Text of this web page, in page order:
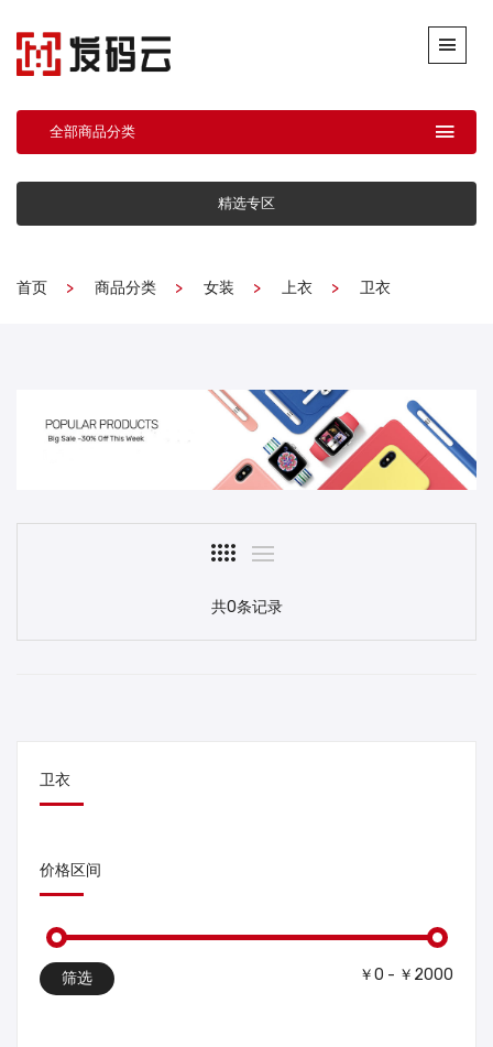
全部商品分类
精选专区
首页 商品分类 女装 上衣 卫衣
共0条记录
卫衣
价格区间
筛选 ￥0 - ￥2000